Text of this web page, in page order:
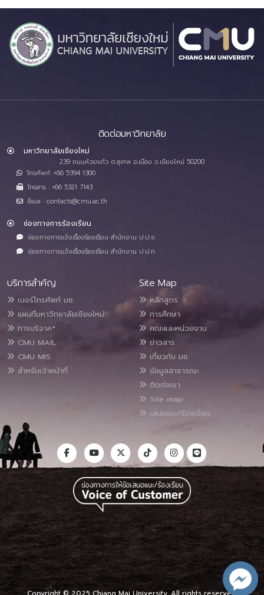
ติดต่อมหาวิทยาลัย
มหาวิทยาลัยเชียงใหม่
239 ถนนห้วยแก้ว ต.สุเทพ อ.เมือง จ.เชียงใหม่ 50200
โทรศัพท์ :+66 5394 1300
โทรสาร : +66 5321 7143
อีเมล : contacts@cmu.ac.th
ช่องทางการร้องเรียน
ช่องทางการแจ้งเรื่องร้องเรียน สำนักงาน ป.ป.ช.
ช่องทางการแจ้งเรื่องร้องเรียน สำนักงาน ป.ป.ท.
บริการสำคัญ
เบอร์โทรศัพท์ มช.
แผนที่มหาวิทยาลัยเชียงใหม่
การบริจาค*
CMU MAIL
CMU MIS
สำหรับเจ้าหน้าที่
Site Map
หลักสูตร
การศึกษา
คณะและหน่วยงาน
ข่าวสาร
เกี่ยวกับ มช.
ข้อมูลสาธารณะ
ติดต่อเรา
Site map
เสนอแนะ/ร้องเรียน